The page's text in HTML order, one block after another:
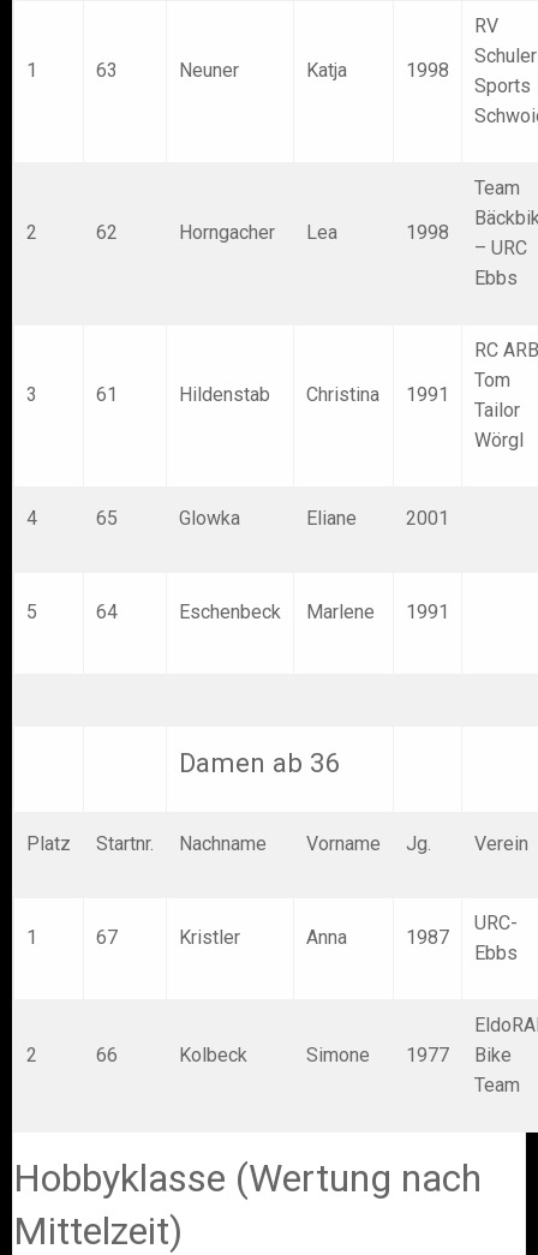
1 63 Neuner Katja 1998
RV
Schuler
Sports
2 62 Horngacher Lea 1998
Team
– URC
Ebbs
3 61 Hildenstab Christina 1991
RC
Tom
Tailor
Wörgl
4 65 Glowka Eliane 2001
5 64 Eschenbeck Marlene 1991
Damen ab 36
Platz Startnr. Nachname Vorname Jg. Verein
1 67 Kristler Anna 1987
URC-
Ebbs
2 66 Kolbeck Simone 1977
Bike
Team
Hobbyklasse (Wertung nach
Mittelzeit)